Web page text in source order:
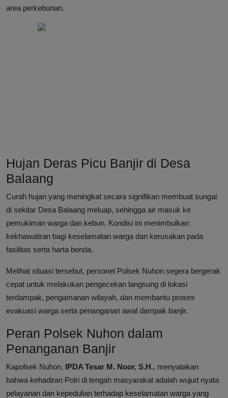
area perkebunan.
Hujan Deras Picu Banjir di Desa
Balaang
Curah hujan yang meningkat secara signifikan membuat sungai
di sekitar Desa Balaang meluap, sehingga air masuk ke
pemukiman warga dan kebun. Kondisi ini menimbulkan
kekhawatiran bagi keselamatan warga dan kerusakan pada
fasilitas serta harta benda.
Melihat situasi tersebut, personel Polsek Nuhon segera bergerak
cepat untuk melakukan pengecekan langsung di lokasi
terdampak, pengamanan wilayah, dan membantu proses
evakuasi warga serta penanganan awal dampak banjir.
Peran Polsek Nuhon dalam
Penanganan Banjir
Kapolsek Nuhon, IPDA Tesar M. Noor, S.H., menyatakan
bahwa kehadiran Polri di tengah masyarakat adalah wujud nyata
pelayanan dan kepedulian terhadap keselamatan warga yang